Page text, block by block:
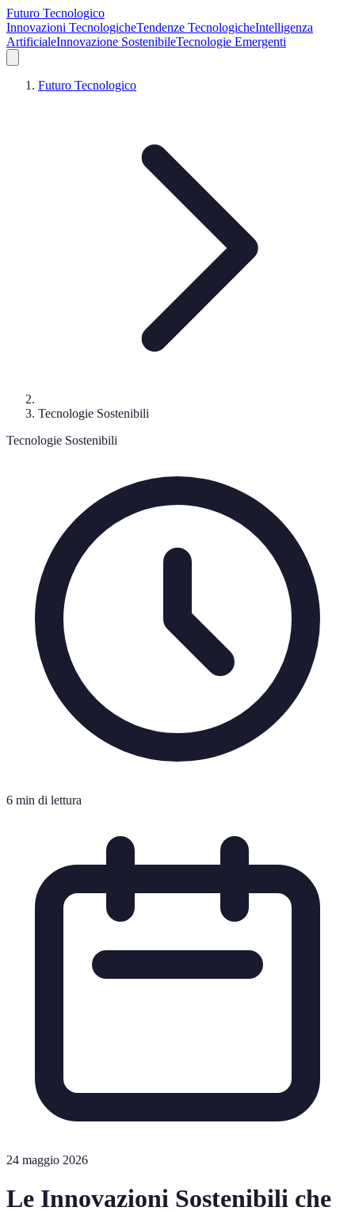
Futuro Tecnologico
Innovazioni TecnologicheTendenze TecnologicheIntelligenza
ArtificialeInnovazione SostenibileTecnologie Emergenti
Futuro Tecnologico
Tecnologie Sostenibili
Tecnologie Sostenibili
6 min di lettura
24 maggio 2026
Le Innovazioni Sostenibili che